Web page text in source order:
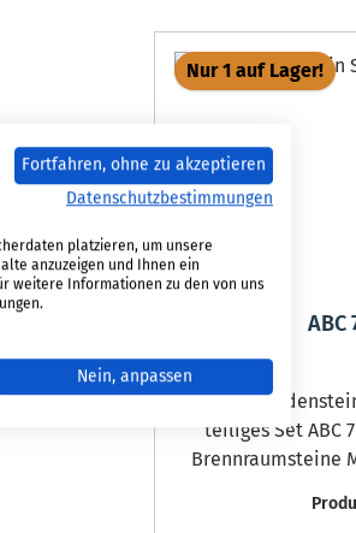
Nur 1 auf Lager!
ABC
Original Bodenstein Set für den Kaminofen ABC 7
teiliges Set ABC 7
Brennraumsteine
vorne (174 x 230 x
Fortfahren, ohne zu akzeptieren
Datenschutzbestimmungen
platzieren, um unsere
anzuzeigen und Ihnen ein
weitere Informationen zu den von uns
Nein, anpassen